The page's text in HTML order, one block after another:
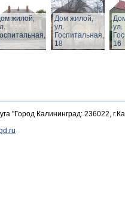
жилой,
Дом жилой,
ул.
Госпитальная,
18
ул.
16
"Город Калининград: 236022,